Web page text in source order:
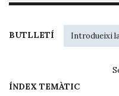
BUTLLETÍ
ÍNDEX TEMÀTIC